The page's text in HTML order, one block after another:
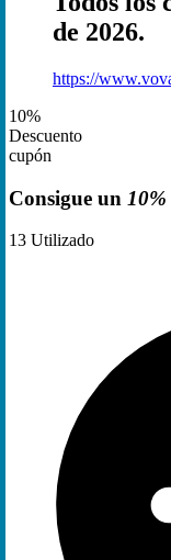
de 2026.
https://
10%
Descuento
cupón
Consigue un 10%
13 Utilizado